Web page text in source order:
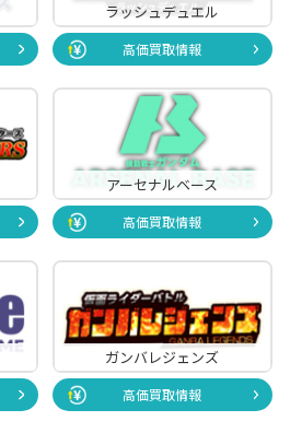
ラッシュデュエル
高価買取情報
アーセナルベース
高価買取情報
ガンバレジェンズ
高価買取情報